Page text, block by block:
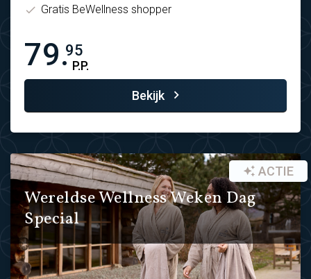
Gratis BeWellness shopper
79.95
P.P.
Bekijk
Wereldse Wellness Weken Dag
Special
ACTIE